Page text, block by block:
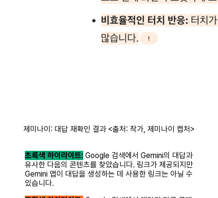
제미나이: 대답 재확인 결과 <출처: 작가, 제미나이 캡처>
초록색 하이라이트: Google 검색에서 Gemini의 대답과
유사한 다음의 콘텐츠를 찾았습니다. 링크가 제공되지만
Gemini 앱이 대답을 생성하는 데 사용한 링크는 아닐 수
있습니다.